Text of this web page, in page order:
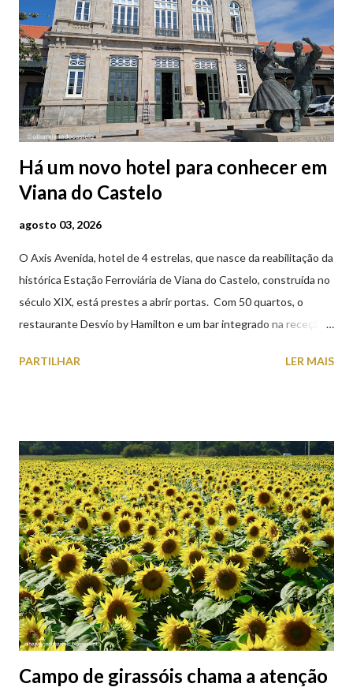
Há um novo hotel para conhecer em
Viana do Castelo
agosto 03, 2026
O Axis Avenida, hotel de 4 estrelas, que nasce da reabilitação da
histórica Estação Ferroviária de Viana do Castelo, construída no
século XIX, está prestes a abrir portas. Com 50 quartos, o
restaurante Desvio by Hamilton e um bar integrado na receção,
peças históricas cedidas pela IP Património que homenageiam a
PARTILHAR LER MAIS
Campo de girassóis chama a atenção